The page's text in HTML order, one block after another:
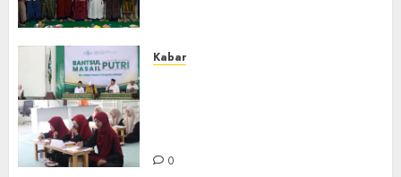
Kabar
0